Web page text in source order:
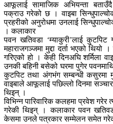
आफूलाई सामाजिक अभियन्ता बताउँदै
पक्राउ गरेको छ । वाइबा
प्रहरीको अनुरोधमा उनलाई
। कलाकार
पवन खतिवडा ‘म्याकुरी’लाई कुटपिट
महाराजगञ्जमा मुद्दा दर्ता भएको थियो
गरिएको हो । केही दिनअघि शर्मिला
उनकी बहिनी बसेको घरमा पुगेर
कुटपिट तथा अंगभंग सम्बन्धी कसुरमा
वाइबाले आफूलाई पछिल्लो दिनमा
थिइन् ।
विभिन्न पारिवारिक कलहमा प्रवेश
गरेकी थिइन् । कलाकार पवन
केसमा उनले पत्रकार सम्मेलन समेत